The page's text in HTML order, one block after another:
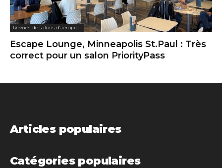
Revues de salons d'aéroport
Escape Lounge, Minneapolis St.Paul : Très
correct pour un salon PriorityPass
Articles populaires
Catégories populaires